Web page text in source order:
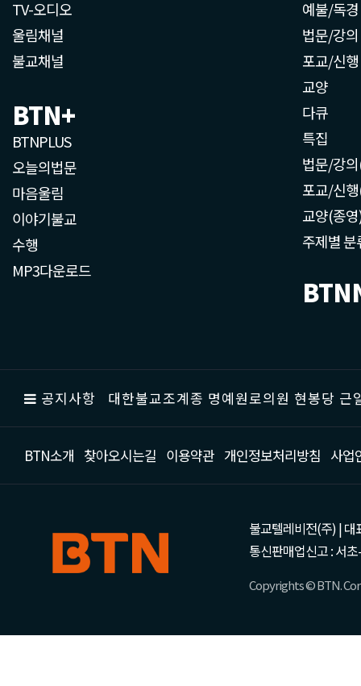
TV-오디오
울림채널
불교채널
BTN+
BTNPLUS
오늘의법문
마음울림
이야기불교
수행
MP3다운로드
예불/독경
법문/강의
포교/신행
교양
다큐
특집
법문/강
포교/신
교양(종
주제별 분
공지사항 대한불교조계종 명예원로의원 현봉당
BTN소개 찾아오시는길 이용약관 개인정보처리방침 사업
불교텔레비전(주) | 대
통신판매업신고 : 서
Copyrights © BTN.